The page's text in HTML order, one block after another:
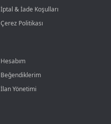
İptal & İade Koşulları
Çerez Politikası
Hesabım
Beğendiklerim
İlan Yönetimi